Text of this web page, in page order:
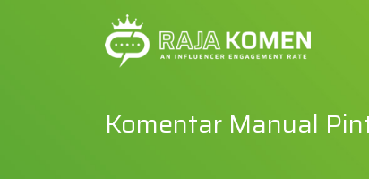
Komentar Manual